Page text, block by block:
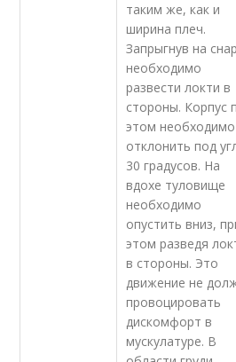
таким же, как и
ширина плеч.
Запрыгнув на
необходимо
развести локти в
стороны. Корпус
этом необходимо
отклонить под
30 градусов. На
вдохе туловище
необходимо
опустить вниз,
этом разведя
в стороны. Это
движение не
провоцировать
дискомфорт в
мускулатуре. В